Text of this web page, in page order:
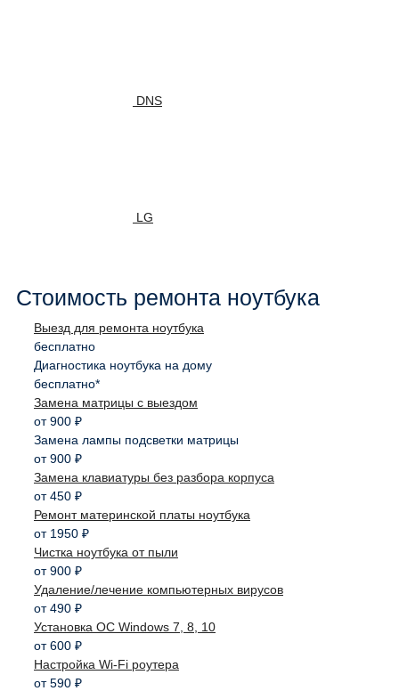
DNS
LG
Стоимость ремонта ноутбука
Выезд для ремонта ноутбука
бесплатно
Диагностика ноутбука на дому
бесплатно*
Замена матрицы с выездом
от 900 ₽
Замена лампы подсветки матрицы
от 900 ₽
Замена клавиатуры без разбора корпуса
от 450 ₽
Ремонт материнской платы ноутбука
от 1950 ₽
Чистка ноутбука от пыли
от 900 ₽
Удаление/лечение компьютерных вирусов
от 490 ₽
Установка ОС Windows 7, 8, 10
от 600 ₽
Настройка Wi-Fi роутера
от 590 ₽